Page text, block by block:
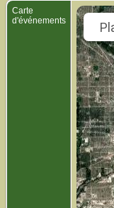
Carte
d'événements